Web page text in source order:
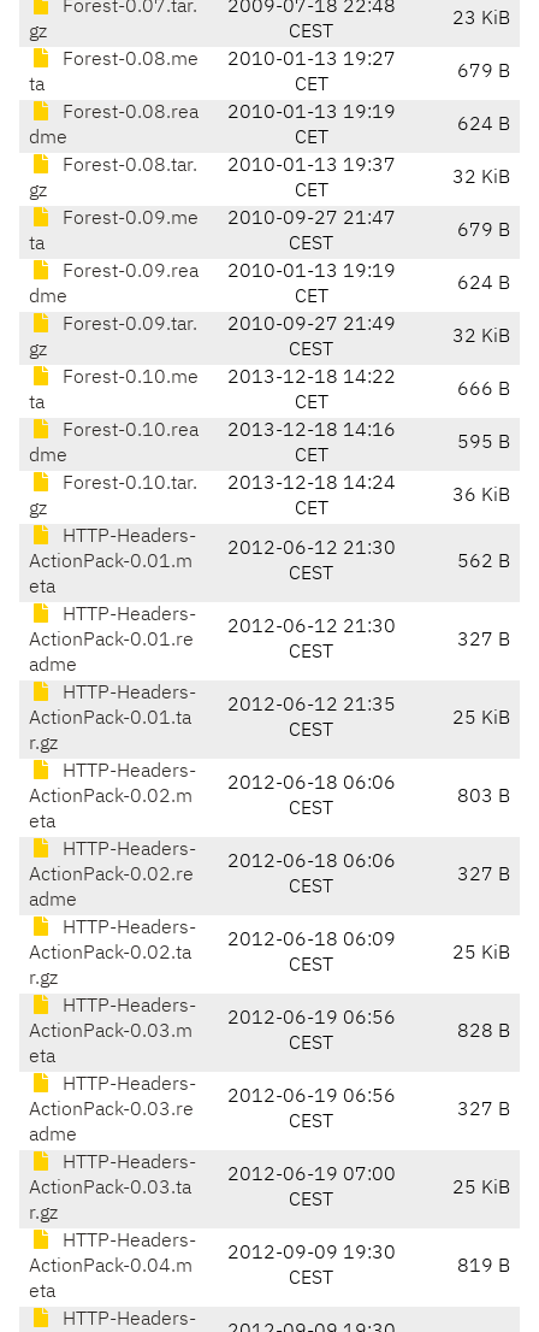
Forest-0.07.tar.
gz
2009-07-18 22:48
CEST
23 KiB
Forest-0.08.me
ta
2010-01-13 19:27
CET
679 B
Forest-0.08.rea
dme
2010-01-13 19:19
CET
624 B
Forest-0.08.tar.
gz
2010-01-13 19:37
CET
32 KiB
Forest-0.09.me
ta
2010-09-27 21:47
CEST
679 B
Forest-0.09.rea
dme
2010-01-13 19:19
CET
624 B
Forest-0.09.tar.
gz
2010-09-27 21:49
CEST
32 KiB
Forest-0.10.me
ta
2013-12-18 14:22
CET
666 B
Forest-0.10.rea
dme
2013-12-18 14:16
CET
595 B
Forest-0.10.tar.
gz
2013-12-18 14:24
CET
36 KiB
HTTP-Headers-
ActionPack-0.01.m
eta
2012-06-12 21:30
CEST
562 B
HTTP-Headers-
ActionPack-0.01.re
adme
2012-06-12 21:30
CEST
327 B
HTTP-Headers-
ActionPack-0.01.ta
r.gz
2012-06-12 21:35
CEST
25 KiB
HTTP-Headers-
ActionPack-0.02.m
eta
2012-06-18 06:06
CEST
803 B
HTTP-Headers-
ActionPack-0.02.re
adme
2012-06-18 06:06
CEST
327 B
HTTP-Headers-
ActionPack-0.02.ta
r.gz
2012-06-18 06:09
CEST
25 KiB
HTTP-Headers-
ActionPack-0.03.m
eta
2012-06-19 06:56
CEST
828 B
HTTP-Headers-
ActionPack-0.03.re
adme
2012-06-19 06:56
CEST
327 B
HTTP-Headers-
ActionPack-0.03.ta
r.gz
2012-06-19 07:00
CEST
25 KiB
HTTP-Headers-
ActionPack-0.04.m
eta
2012-09-09 19:30
CEST
819 B
HTTP-Headers-